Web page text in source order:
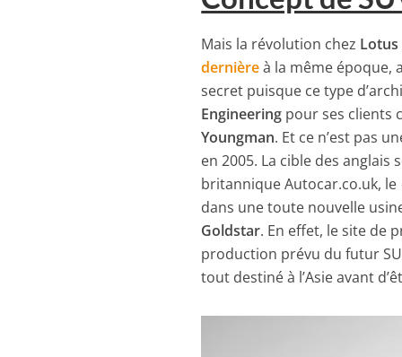
Mais la révolution chez Lotus
dernièreà la même époque,
secret puisque ce type
Engineering pour ses clients
Youngman. Et ce n’est pas
en 2005. La cible des
britannique Autocar.co.uk, le
dans une toute nouvelle
Goldstar. En effet, le site de
production prévu du futur
tout destiné à l’Asie avant